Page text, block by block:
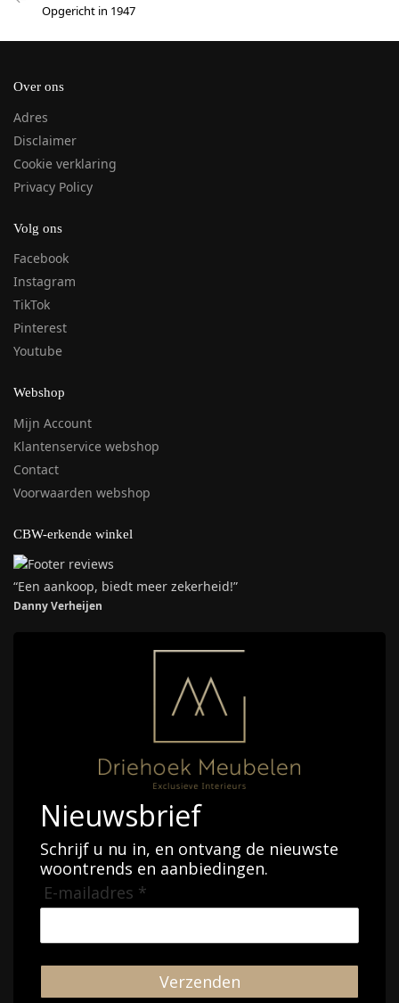
Opgericht in 1947
Over ons
Adres
Disclaimer
Cookie verklaring
Privacy Policy
Volg ons
Facebook
Instagram
TikTok
Pinterest
Youtube
Webshop
Mijn Account
Klantenservice webshop
Contact
Voorwaarden webshop
CBW-erkende winkel
“Een aankoop, biedt meer zekerheid!”
Danny Verheijen
Nieuwsbrief
Schrijf u nu in, en ontvang de nieuwste
woontrends en aanbiedingen.
E-mailadres *
Verzenden